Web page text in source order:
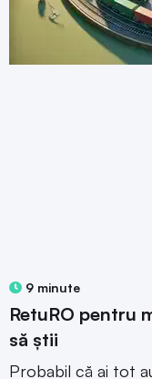
9 minute
RetuRO pentru
să știi
Probabil că ai tot